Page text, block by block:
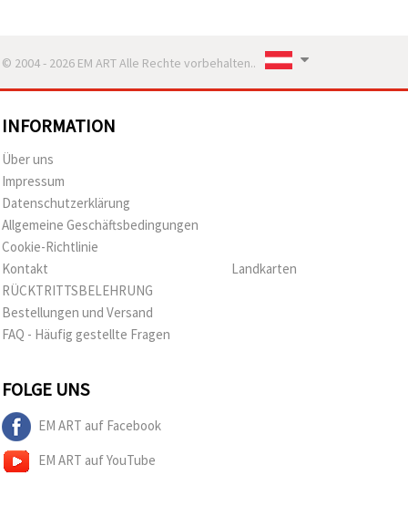
© 2004 - 2026 EM ART Alle Rechte vorbehalten..
INFORMATION
Über uns
Impressum
Datenschutzerklärung
Allgemeine Geschäftsbedingungen
Cookie-Richtlinie
Kontakt
RÜCKTRITTSBELEHRUNG
Bestellungen und Versand
FAQ - Häufig gestellte Fragen
Landkarten
FOLGE UNS
EM ART auf Facebook
EM ART auf YouTube